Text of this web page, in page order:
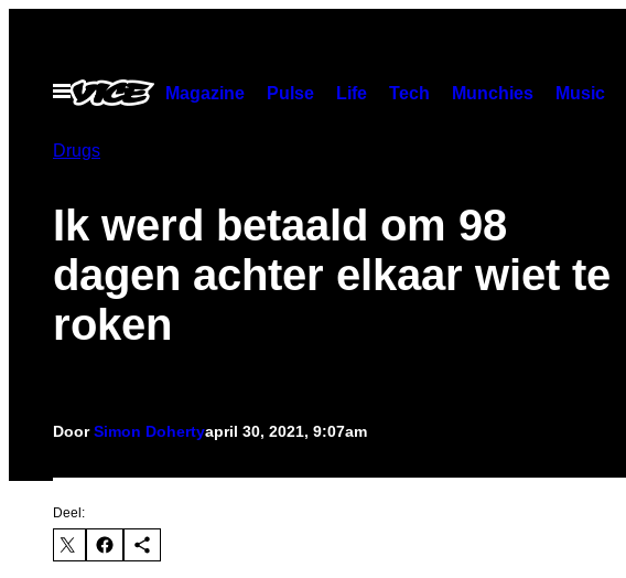
Open
menu
Magazine Pulse Life Tech Munchies Music
Drugs
Ik werd betaald om 98
dagen achter elkaar wiet te
roken
DoorSimon Dohertyapril 30, 2021, 9:07am
Deel: